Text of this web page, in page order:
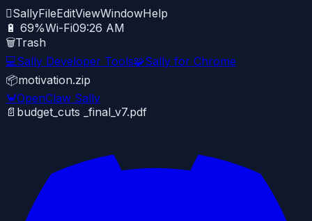
SallyFileEditViewWindowHelp
🔋 69%Wi-Fi09:26 AM
🗑️Trash
💻Sally Developer Tools🧩Sally for Chrome
📦motivation.zip
🦀OpenClaw Sally
📄 budget_cuts _final_v7.pdf